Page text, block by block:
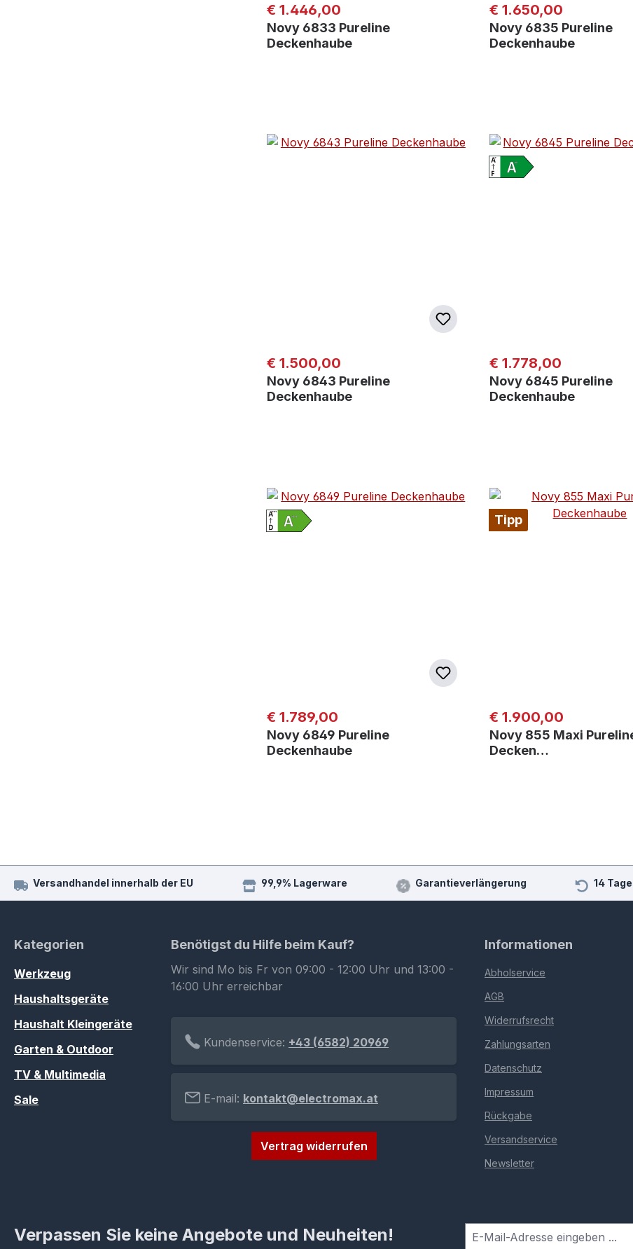
Regulärer Preis:
€ 1.446,00
Novy 6833 Pureline
Deckenhaube
Regulärer Preis:
€ 1.650,00
Novy 6835 Pureline
Deckenhaube
Regulärer Preis:
€ 1.500,00
Novy 6843 Pureline
Deckenhaube
Regulärer Preis:
€ 1.778,00
Novy 6845 Pureline
Deckenhaube
Regulärer Preis:
€ 1.789,00
Novy 6849 Pureline
Deckenhaube
Tipp
Regulärer Preis:
€ 1.900,00
Novy 855 Maxi
Decken…
Versandhandel innerhalb der EU 99,9% Lagerware Garantieverlängerung 14
Kategorien
Werkzeug
Haushaltsgeräte
Haushalt Kleingeräte
Garten & Outdoor
TV & Multimedia
Sale
Benötigst du Hilfe beim Kauf?
Wir sind Mo bis Fr von 09:00 - 12:00 Uhr und 13:00 -
16:00 Uhr erreichbar
Kundenservice: +43 (6582) 20969
E-mail: kontakt@electromax.at
Vertrag widerrufen
Informationen
Abholservice
AGB
Widerrufsrecht
Zahlungsarten
Datenschutz
Impressum
Rückgabe
Versandservice
Newsletter
Verpassen Sie keine Angebote und Neuheiten!